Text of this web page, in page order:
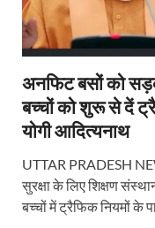
अनफिट बसों को
बच्चों को शुरू से दें
योगी आदित्यनाथ
UTTAR PRADESH
सुरक्षा के लिए शिक्षण
बच्चों में ट्रैफिक नियमों के